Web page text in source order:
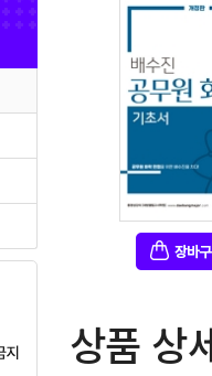
상품 상